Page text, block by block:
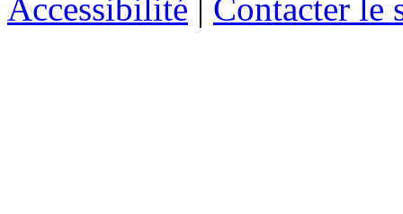
Accessibilité | Contacter le